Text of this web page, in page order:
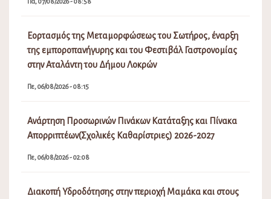
Πα, 07/08/2026 - 08:58
Εορτασμός της Μεταμορφώσεως του Σωτήρος, έναρξη
της εμποροπανήγυρης και του Φεστιβάλ Γαστρονομίας
στην Αταλάντη του Δήμου Λοκρών
Πε, 06/08/2026 - 08:15
Ανάρτηση Προσωρινών Πινάκων Κατάταξης και Πίνακα
Απορριπτέων(Σχολικές Καθαρίστριες) 2026-2027
Πε, 06/08/2026 - 02:08
Διακοπή Υδροδότησης στην περιοχή Μαμάκα και στους